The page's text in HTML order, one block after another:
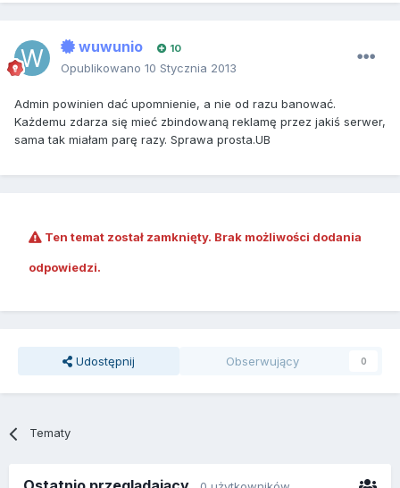
wuwunio 10
Opublikowano 10 Stycznia 2013
Admin powinien dać upomnienie, a nie od razu banować.
Każdemu zdarza się mieć zbindowaną reklamę przez jakiś serwer,
sama tak miałam parę razy. Sprawa prosta.UB
Ten temat został zamknięty. Brak możliwości dodania
odpowiedzi.
Udostępnij Obserwujący 0
Tematy